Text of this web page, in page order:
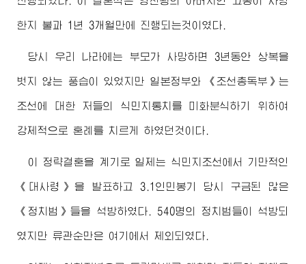
한지 불과 1년 3개월만에 진행되는것이였다.
당시 우리 나라에는 부모가 사망하면 3년동안 상복을
벗지 않는 풍습이 있었지만 일본정부와 《조선총독부》는
조선에 대한 저들의 식민지통치를 미화분식하기 위하여
강제적으로 혼례를 치르게 하였던것이다.
이 정략결혼을 계기로 일제는 식민지조선에서 기만적인
《대사령》을 발표하고 3.1인민봉기 당시 구금된 많은
《정치범》들을 석방하였다. 540명의 정치범들이 석방되
였지만 류관순만은 여기에서 제외되였다.